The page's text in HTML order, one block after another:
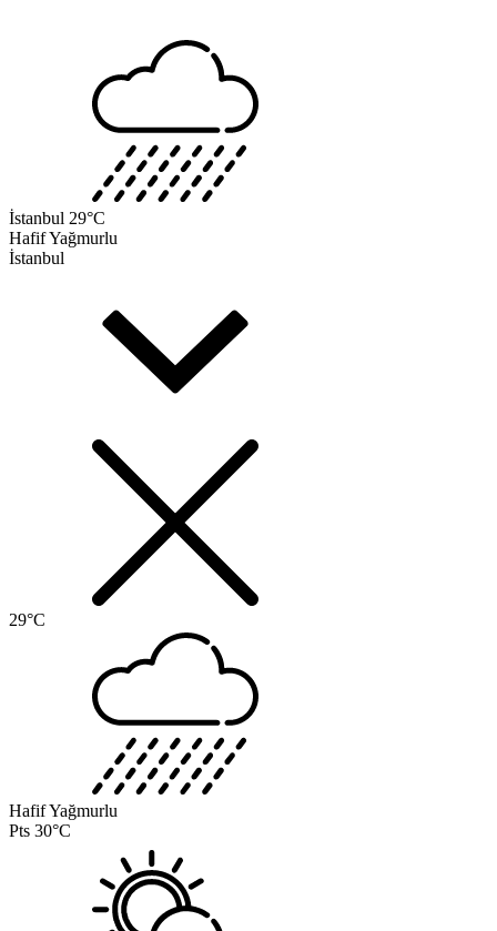
İstanbul 29°C
Hafif Yağmurlu
İstanbul
29°C
Hafif Yağmurlu
Pts 30°C